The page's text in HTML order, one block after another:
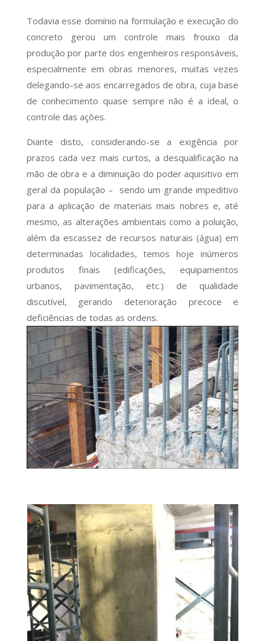
Todavia esse domínio na formulação e execução do
concreto gerou um controle mais frouxo da
produção por parte dos engenheiros responsáveis,
especialmente em obras menores, muitas vezes
delegando-se aos encarregados de obra, cuja base
de conhecimento quase sempre não é a ideal, o
controle das ações.
Diante disto, considerando-se a exigência por
prazos cada vez mais curtos, a desqualificação na
mão de obra e a diminuição do poder aquisitivo em
geral da população – sendo um grande impeditivo
para a aplicação de materiais mais nobres e, até
mesmo, as alterações ambientais como a poluição,
além da escassez de recursos naturais (água) em
determinadas localidades, temos hoje inúmeros
produtos finais (edificações, equipamentos
urbanos, pavimentação, etc.) de qualidade
discutível, gerando deterioração precoce e
deficiências de todas as ordens.